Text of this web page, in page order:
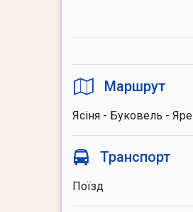
Маршрут
Ясіня - Буковель -
Транспорт
Поїзд